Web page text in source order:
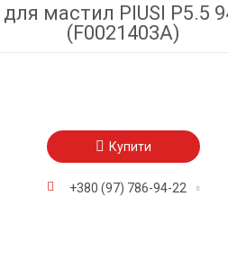
мастил PIUSI P5.5
(F0021403A)
Купити
+380 (97) 786-94-22